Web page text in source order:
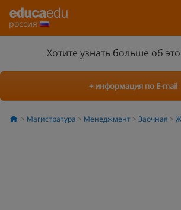
россия
Хотите узнать больше об
+ информация по E-mail
Магистратура Менеджмент Заочная